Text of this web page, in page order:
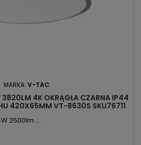
MARKA: V-TAC
3820LM 4K OKRĄGŁA CZARNA IP44
420X65MM VT-8630S SKU76711
2500lm ...